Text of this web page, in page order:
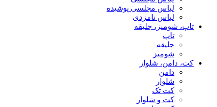
لباس مجلسی پوشیده
لباس نامزدی
تاپ، شومیز، جلیقه
تاپ
جلیقه
شومیز
کت، دامن، شلوار
دامن
شلوار
کت تک
کت و شلوار